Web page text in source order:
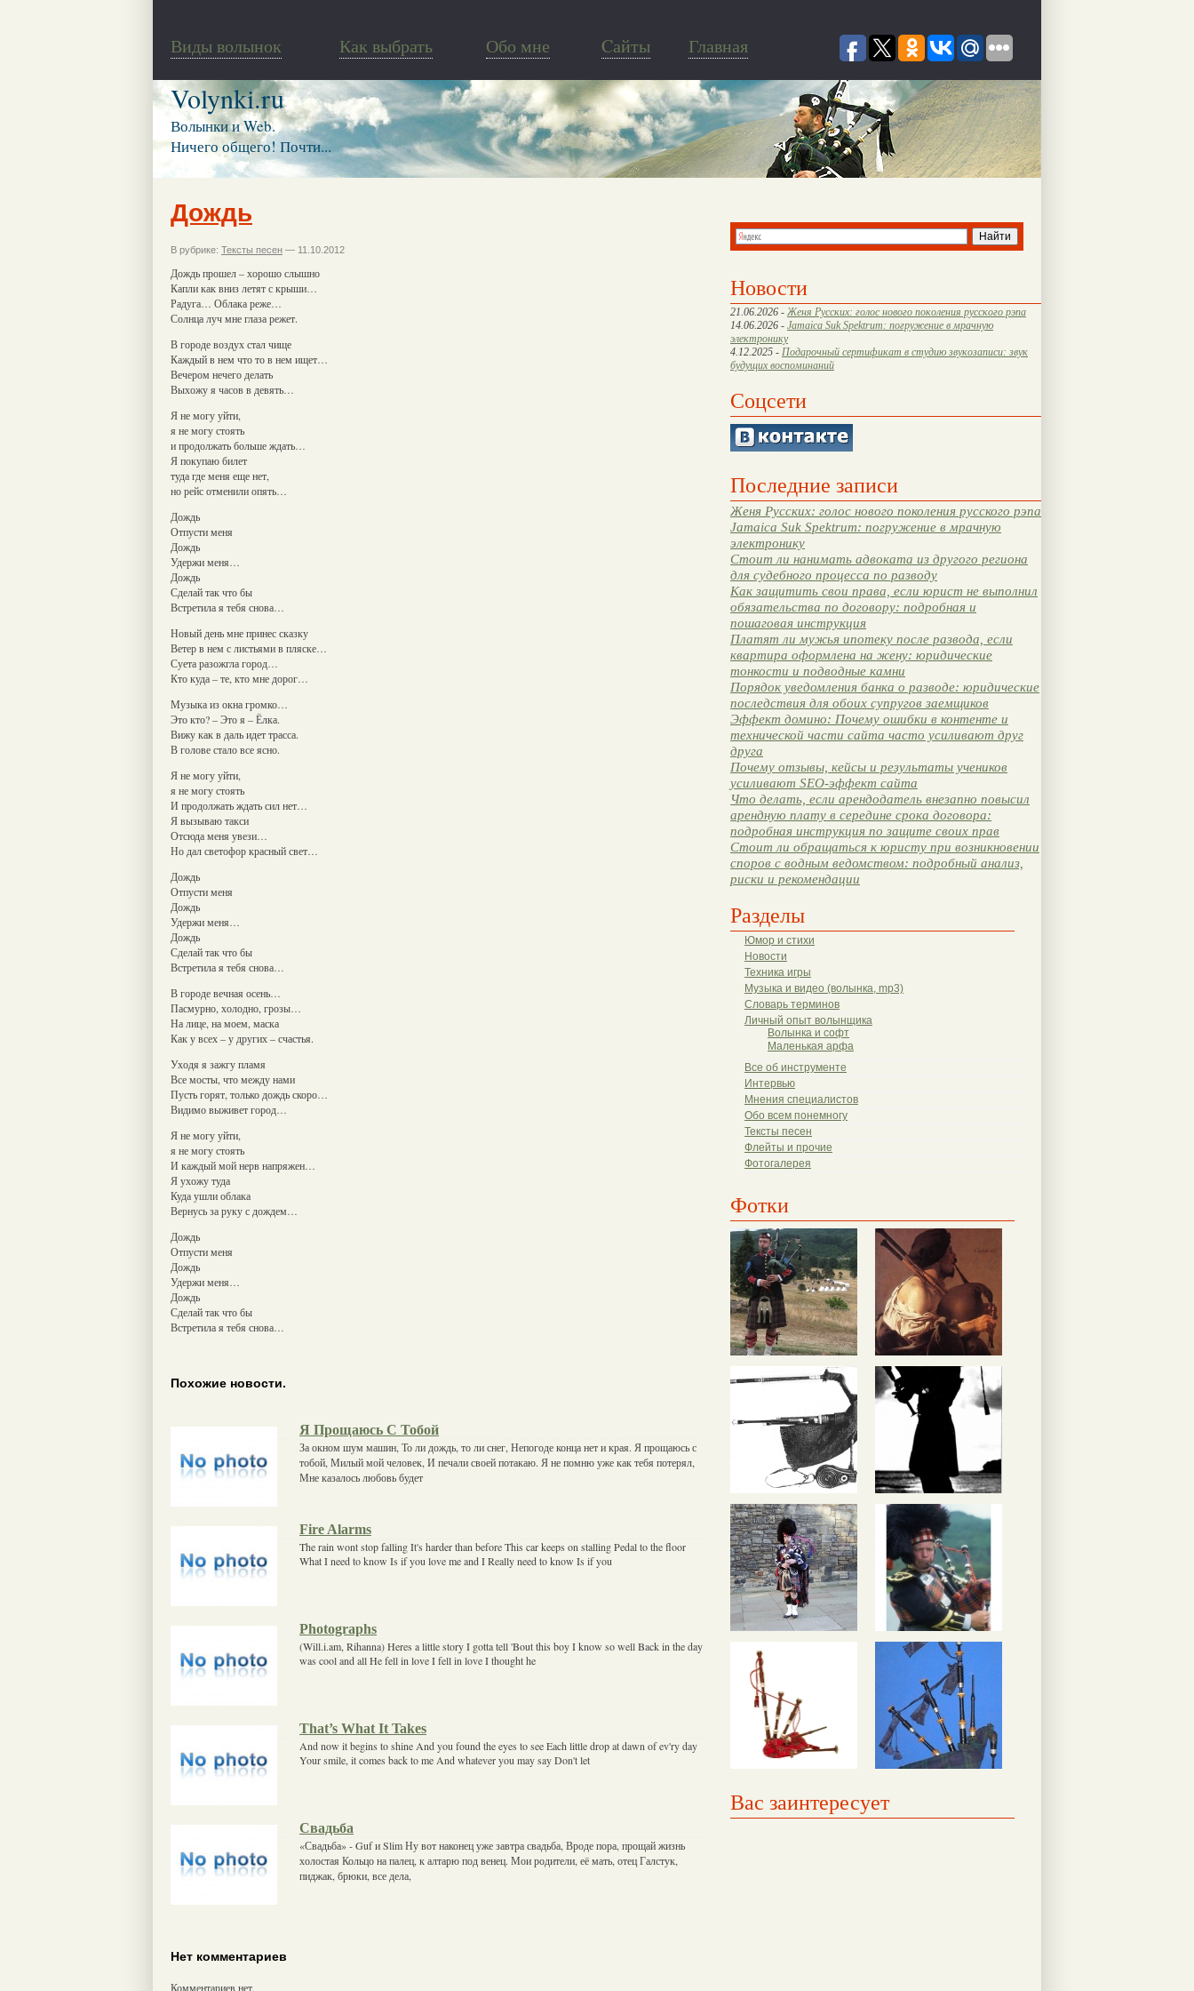
Виды волынок Как выбрать Обо мне Cайты Главная
Volynki.ru
Волынки и Web.
Ничего общего! Почти...
Новости
21.06.2026 - Женя Русских: голос нового поколения русского рэпа
14.06.2026 - Jamaica Suk Spektrum: погружение в мрачную
электронику
4.12.2025 - Подарочный сертификат в студию звукозаписи: звук
будущих воспоминаний
Соцсети
Последние записи
Женя Русских: голос нового поколения русского рэпа
Jamaica Suk Spektrum: погружение в мрачную
электронику
Стоит ли нанимать адвоката из другого региона
для судебного процесса по разводу
Как защитить свои права, если юрист не выполнил
обязательства по договору: подробная и
пошаговая инструкция
Платят ли мужья ипотеку после развода, если
квартира оформлена на жену: юридические
тонкости и подводные камни
Порядок уведомления банка о разводе: юридические
последствия для обоих супругов заемщиков
Эффект домино: Почему ошибки в контенте и
технической части сайта часто усиливают друг
друга
Почему отзывы, кейсы и результаты учеников
усиливают SEO-эффект сайта
Что делать, если арендодатель внезапно повысил
арендную плату в середине срока договора:
подробная инструкция по защите своих прав
Стоит ли обращаться к юристу при возникновении
споров с водным ведомством: подробный анализ,
риски и рекомендации
Разделы
Юмор и стихи
Новости
Техника игры
Музыка и видео (волынка, mp3)
Словарь терминов
Личный опыт волынщика
Волынка и софт
Маленькая арфа
Все об инструменте
Интервью
Мнения специалистов
Обо всем понемногу
Тексты песен
Флейты и прочие
Фотогалерея
Фотки
Вас заинтересует
Дождь
В рубрике: Тексты песен — 11.10.2012
Дождь прошел – хорошо слышно
Капли как вниз летят с крыши…
Радуга… Облака реже…
Солнца луч мне глаза режет.
В городе воздух стал чище
Каждый в нем что то в нем ищет…
Вечером нечего делать
Выхожу я часов в девять…
Я не могу уйти,
я не могу стоять
и продолжать больше ждать…
Я покупаю билет
туда где меня еще нет,
но рейс отменили опять…
Дождь
Отпусти меня
Дождь
Удержи меня…
Дождь
Сделай так что бы
Встретила я тебя снова…
Новый день мне принес сказку
Ветер в нем с листьями в пляске…
Суета разожгла город…
Кто куда – те, кто мне дорог…
Музыка из окна громко…
Это кто? – Это я – Ёлка.
Вижу как в даль идет трасса.
В голове стало все ясно.
Я не могу уйти,
я не могу стоять
И продолжать ждать сил нет…
Я вызываю такси
Отсюда меня увези…
Но дал светофор красный свет…
Дождь
Отпусти меня
Дождь
Удержи меня…
Дождь
Сделай так что бы
Встретила я тебя снова…
В городе вечная осень…
Пасмурно, холодно, грозы…
На лице, на моем, маска
Как у всех – у других – счастья.
Уходя я зажгу пламя
Все мосты, что между нами
Пусть горят, только дождь скоро…
Видимо выживет город…
Я не могу уйти,
я не могу стоять
И каждый мой нерв напряжен…
Я ухожу туда
Куда ушли облака
Вернусь за руку с дождем…
Дождь
Отпусти меня
Дождь
Удержи меня…
Дождь
Сделай так что бы
Встретила я тебя снова…
Похожие новости.
Я Прощаюсь С Тобой
За окном шум машин, То ли дождь, то ли снег, Непогоде конца нет и края. Я прощаюсь с
тобой, Милый мой человек, И печали своей потакаю. Я не помню уже как тебя потерял,
Мне казалось любовь будет
Fire Alarms
The rain wont stop falling It's harder than before This car keeps on stalling Pedal to the floor
What I need to know Is if you love me and I Really need to know Is if you
Photographs
(Will.i.am, Rihanna) Heres a little story I gotta tell 'Bout this boy I know so well Back in the day
was cool and all He fell in love I fell in love I thought he
That’s What It Takes
And now it begins to shine And you found the eyes to see Each little drop at dawn of ev'ry day
Your smile, it comes back to me And whatever you may say Don't let
Свадьба
«Свадьба» - Guf и Slim Ну вот наконец уже завтра свадьба, Вроде пора, прощай жизнь
холостая Кольцо на палец, к алтарю под венец. Мои родители, её мать, отец Галстук,
пиджак, брюки, все дела,
Нет комментариев
Комментариев нет.